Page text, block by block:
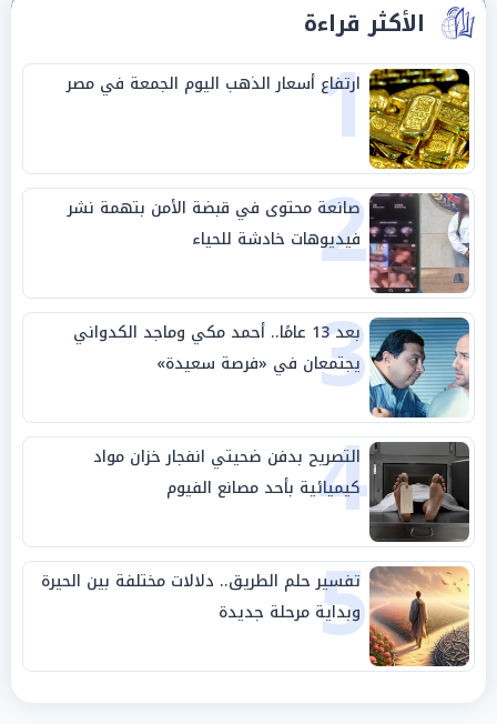
الأكثر قراءة
1
ارتفاع أسعار الذهب اليوم الجمعة في مصر
2
صانعة محتوى في قبضة الأمن بتهمة نشر
فيديوهات خادشة للحياء
3 بعد 13 عامًا.. أحمد مكي وماجد الكدواني
يجتمعان في «فرصة سعيدة»
4
التصريح بدفن ضحيتي انفجار خزان مواد
كيميائية بأحد مصانع الفيوم
5
تفسير حلم الطريق.. دلالات مختلفة بين الحيرة
وبداية مرحلة جديدة